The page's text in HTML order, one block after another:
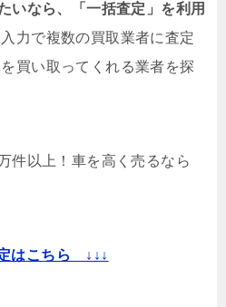
いなら、「一括査定」を利用
力で複数の買取業者に査定
買い取ってくれる業者を探
件以上！ 車を高く売るなら
はこちら ↓↓↓